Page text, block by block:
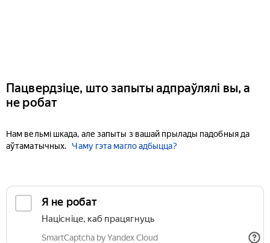
Пацвердзіце, што запыты адпраўлялі вы, а
не робат
Нам вельмі шкада, але запыты з вашай прылады падобныя да
аўтаматычных.
Чаму гэта магло адбыцца?
Я не робат
Націсніце, каб працягнуць
SmartCaptcha by Yandex Cloud